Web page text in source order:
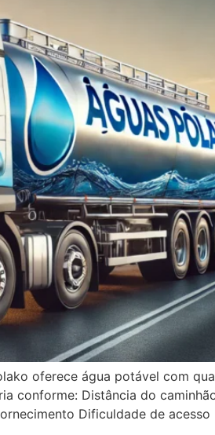
oferece água potável com
conforme: Distância do
Dificuldade de acesso